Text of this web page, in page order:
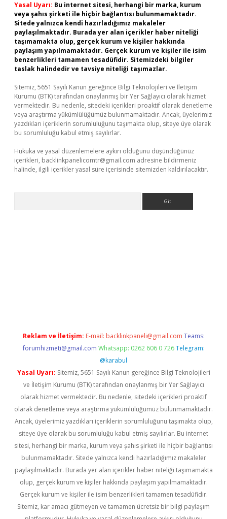
Yasal Uyarı: Bu internet sitesi, herhangi bir marka, kurum
veya şahıs şirketi ile hiçbir bağlantısı bulunmamaktadır.
Sitede yalnızca kendi hazırladığımız makaleler
paylaşılmaktadır. Burada yer alan içerikler haber niteliği
taşımamakta olup, gerçek kurum ve kişiler hakkında
paylaşım yapılmamaktadır. Gerçek kurum ve kişiler ile isim
benzerlikleri tamamen tesadüfidir. Sitemizdeki bilgiler
taslak halindedir ve tavsiye niteliği taşımazlar.
Sitemiz, 5651 Sayılı Kanun gereğince Bilgi Teknolojileri ve İletişim
Kurumu (BTK) tarafından onaylanmış bir Yer Sağlayıcı olarak hizmet
vermektedir. Bu nedenle, sitedeki içerikleri proaktif olarak denetleme
veya araştırma yükümlülüğümüz bulunmamaktadır. Ancak, üyelerimiz
yazdıkları içeriklerin sorumluluğunu taşımakta olup, siteye üye olarak
bu sorumluluğu kabul etmiş sayılırlar.
Hukuka ve yasal düzenlemelere aykırı olduğunu düşündüğünüz
içerikleri, backlinkpanelicomtr@gmail.com adresine bildirmeniz
halinde, ilgili içerikler yasal süre içerisinde sitemizden kaldırılacaktır.
Reklam ve İletişim: E-mail: backlinkpaneli@gmail.com Teams:
forumhizmeti@gmail.com Whatsapp: 0262 606 0 726 Telegram:
@karabul
Yasal Uyarı: Sitemiz, 5651 Sayılı Kanun gereğince Bilgi Teknolojileri
ve İletişim Kurumu (BTK) tarafından onaylanmış bir Yer Sağlayıcı
olarak hizmet vermektedir. Bu nedenle, sitedeki içerikleri proaktif
olarak denetleme veya araştırma yükümlülüğümüz bulunmamaktadır.
Ancak, üyelerimiz yazdıkları içeriklerin sorumluluğunu taşımakta olup,
siteye üye olarak bu sorumluluğu kabul etmiş sayılırlar. Bu internet
sitesi, herhangi bir marka, kurum veya şahıs şirketi ile hiçbir bağlantısı
bulunmamaktadır. Sitede yalnızca kendi hazırladığımız makaleler
paylaşılmaktadır. Burada yer alan içerikler haber niteliği taşımamakta
olup, gerçek kurum ve kişiler hakkında paylaşım yapılmamaktadır.
Gerçek kurum ve kişiler ile isim benzerlikleri tamamen tesadüfidir.
Sitemiz, kar amacı gütmeyen ve tamamen ücretsiz bir bilgi paylaşım